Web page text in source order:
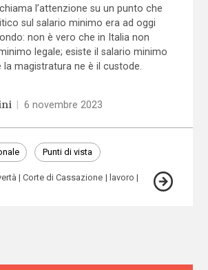
l’attenzione su un punto che
sul salario minimo era ad oggi
non è vero che in Italia non
legale; esiste il salario minimo
magistratura ne è il custode.
6 novembre 2023
Punti di vista
Corte di Cassazione
lavoro